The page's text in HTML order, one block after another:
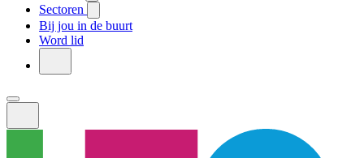
Sectoren
Bij jou in de buurt
Word lid